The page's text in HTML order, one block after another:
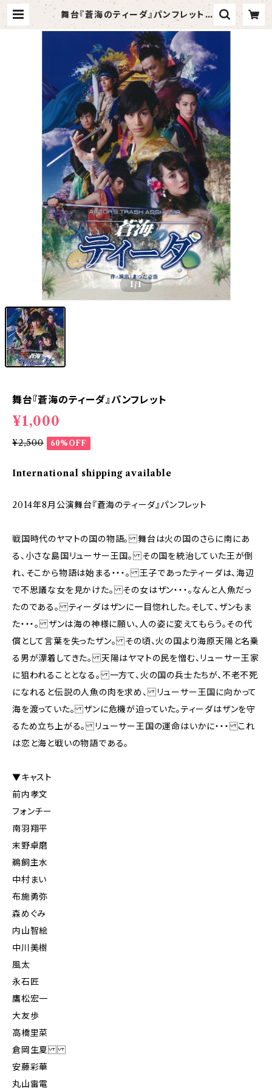
舞台『蒼海のティーダ』パンフレット |
タンバリンアーティスツ Official
Shop
1 /1
舞台『蒼海のティーダ』パンフレット
¥1,000
¥2,500 60%OFF
International shipping available
2014年8月公演舞台『蒼海のティーダ』パンフレット
戦国時代のヤマトの国の物語。 舞台は火の国のさらに南にあ
る、小さな島国リューサー王国。 その国を統治していた王が倒
れ、そこから物語は始まる・・・。 王子であったティーダは、海辺
で不思議な女を見かけた。 その女はザン・・・。なんと人魚だっ
たのである。 ティーダはザンに一目惚れした。そして、ザンもま
た・・・。 ザンは海の神様に願い、人の姿に変えてもらう。その代
償として言葉を失ったザン。 その頃、火の国より海原天陽と名乗
る男が漂着してきた。 天陽はヤマトの民を憎む、リューサー王家
に狙われることとなる。 一方て、火の国の兵士たちが、不老不死
になれると伝説の人魚の肉を求め、 リューサー王国に向かって
海を渡っていた。 ザンに危機が迫っていた。ティーダはザンを守
るため立ち上がる。 リューサー王国の運命はいかに・・・ これ
は恋と海と戦いの物語である。
▼キャスト
前内孝文
フォンチー
南羽翔平
末野卓磨
鵜飼主水
中村まい
布施勇弥
森めぐみ
内山智絵
中川美樹
風太
永石匠
鷹松宏一
大友歩
高橋里菜
倉岡生夏
安藤彩華
丸山雷電